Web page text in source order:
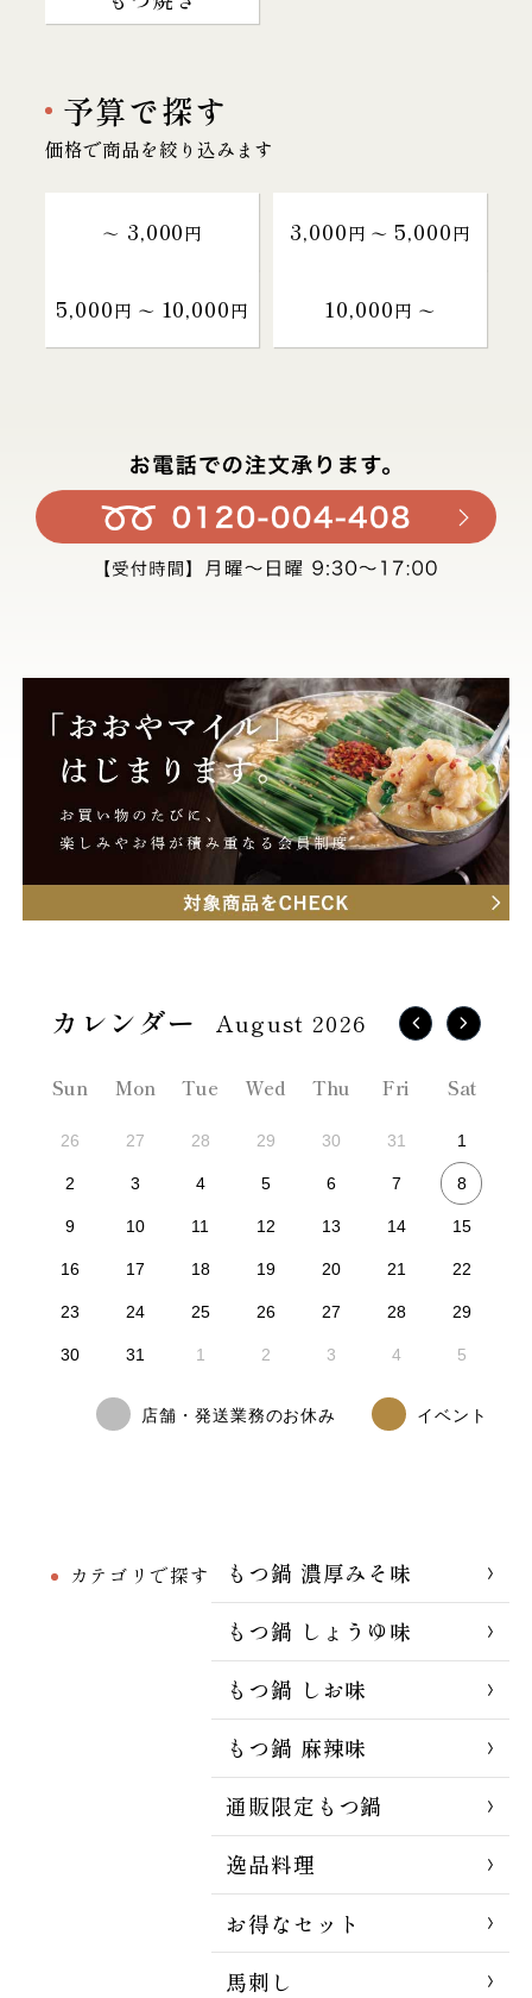
予算で探す
価格で商品を絞り込みます
～ 3,000円 3,000円 〜 5,000円
5,000円 〜 10,000円 10,000円 〜
カテゴリで探す
もつ鍋 濃厚みそ味
もつ鍋 しょうゆ味
もつ鍋 しお味
もつ鍋 麻辣味
通販限定もつ鍋
逸品料理
お得なセット
馬刺し
August 2026
Sun Mon Tue Wed Thu Fri Sat
26 27 28 29 30 31 1
2 3 4 5 6 7 8
9 10 11 12 13 14 15
16 17 18 19 20 21 22
23 24 25 26 27 28 29
30 31 1 2 3 4 5
店舗・発送業務のお休み イベント